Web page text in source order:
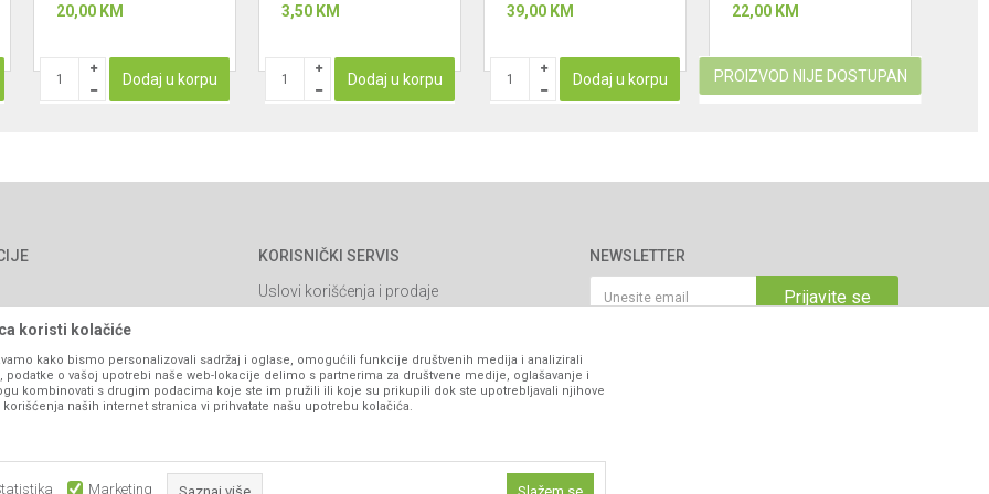
MANZETNA
20,00 KM
Dodaj u korpu
3,50 KM
Dodaj u korpu
39,00 KM
Dodaj u korpu
22,00 KM
PROIZVOD NIJE DOSTUPAN
KORISNIČKI SERVIS
Uslovi korišćenja i prodaje
Kako kupiti
Isporuka
Načini plaćanja
Reklamacije
NEWSLETTER
Prijavite se
koristi kolačiće
kako bismo personalizovali sadržaj i oglase, omogućili funkcije društvenih medija i analizirali
podatke o vašoj upotrebi naše web-lokacije delimo s partnerima za društvene medije, oglašavanje i
kombinovati s drugim podacima koje ste im pružili ili koje su prikupili dok ste upotrebljavali njihove
korišćenja naših internet stranica vi prihvatate našu upotrebu kolačića.
Marketing